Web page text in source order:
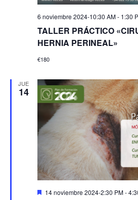
6 noviembre 2024-10:30 AM- 1:30
TALLER PRÁCTICO
HERNIA PERINEAL»
€180
JUE
14
Destacado
14 noviembre 2024-2:30 PM-